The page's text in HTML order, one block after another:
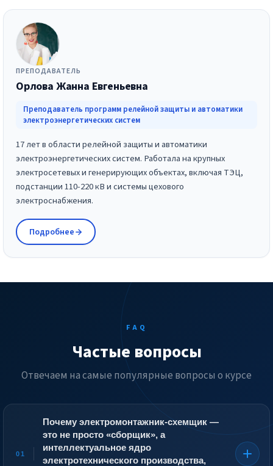
ПРЕПОДАВАТЕЛЬ
Орлова Жанна Евгеньевна
Преподаватель программ релейной защиты и автоматики
электроэнергетических систем
17 лет в области релейной защиты и автоматики
электроэнергетических систем. Работала на крупных
электросетевых и генерирующих объектах, включая ТЭЦ,
подстанции 110-220 кВ и системы цехового
электроснабжения.
Подробнее
FAQ
Частые вопросы
Отвечаем на самые популярные вопросы о курсе
01
Почему электромонтажник-схемщик —
это не просто «сборщик», а
интеллектуальное ядро
электротехнического производства,